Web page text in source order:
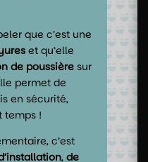
que c’est une
et qu’elle
de poussière sur
permet de
en sécurité,
temps !
c’est
,de